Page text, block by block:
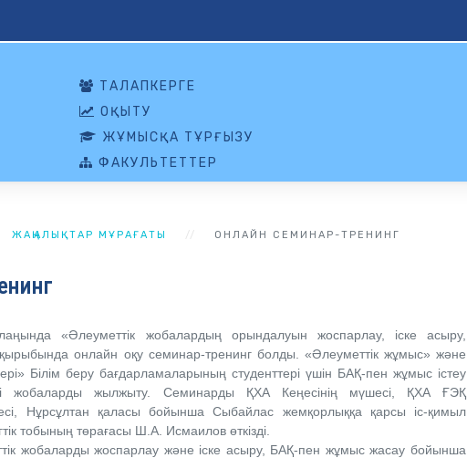
ТАЛАПКЕРГЕ
ОҚЫТУ
ЖҰМЫСҚА ТҰРҒЫЗУ
ФАКУЛЬТЕТТЕР
ЖАҢАЛЫҚТАР МҰРАҒАТЫ ОНЛАЙН СЕМИНАР-ТРЕНИНГ
«Әлеуметтік жобалардың орындалуын жоспарлау, іске асыру,
онлайн оқу семинар-тренинг болды. «Әлеуметтік жұмыс» және
Білім беру бағдарламаларының студенттері үшін БАҚ-пен жұмыс істеу
жобаларды жылжыту. Семинарды ҚХА Кеңесінің мүшесі, ҚХА ҒЭҚ
Нұрсұлтан қаласы бойынша Сыбайлас жемқорлыққа қарсы іс-қимыл
тобының төрағасы Ш.А. Исмаилов өткізді.
жобаларды жоспарлау және іске асыру, БАҚ-пен жұмыс жасау бойынша